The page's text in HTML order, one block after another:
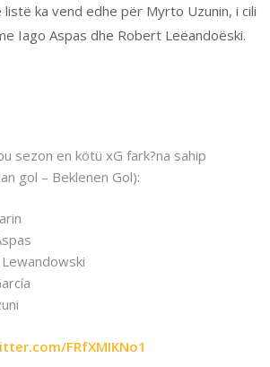
ka vend edhe për Myrto Uzunin, i cili
Iago Aspas dhe Robert Leëandoëski.
sezon en kötü xG fark?na sahip
gol – Beklenen Gol):
FRfXMIKNo1